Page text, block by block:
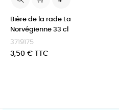
Bière de la rade La
Norvégienne 33 cl
3719175
Prix
3,50 € TTC